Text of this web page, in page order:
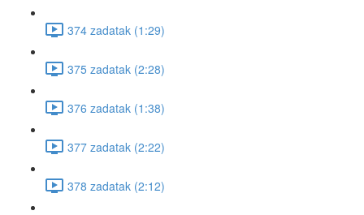
374 zadatak (1:29)
375 zadatak (2:28)
376 zadatak (1:38)
377 zadatak (2:22)
378 zadatak (2:12)